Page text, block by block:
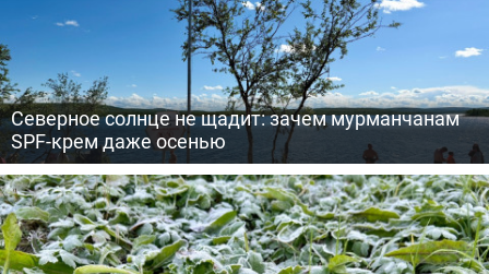
Северное солнце не щадит: зачем мурманчанам
SPF-крем даже осенью